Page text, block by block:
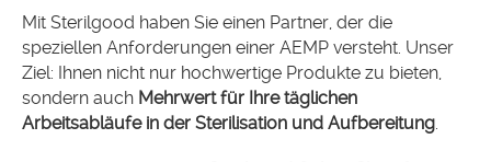
Mit Sterilgood haben Sie einen Partner, der die
speziellen Anforderungen einer AEMP versteht. Unser
Ziel: Ihnen nicht nur hochwertige Produkte zu bieten,
sondern auch Mehrwert für Ihre täglichen
Arbeitsabläufe in der Sterilisation und Aufbereitung